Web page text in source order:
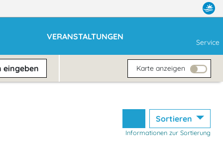
VERANSTALTUNGEN
Service
eingeben Karte anzeigen
Sortieren
Informationen zur Sortierung